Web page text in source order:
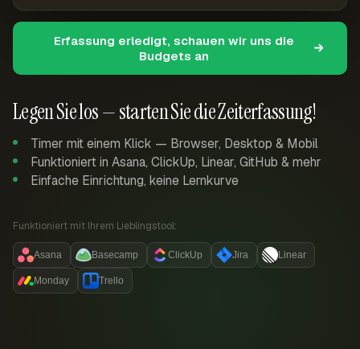
Legen Sie los — starten Sie die Zeiterfassung!
Timer mit einem Klick — Browser, Desktop & Mobil
Funktioniert in Asana, ClickUp, Linear, GitHub & mehr
Einfache Einrichtung, keine Lernkurve
Funktioniert mit Ihrem Lieblingstool:
Asana Basecamp ClickUp Jira Linear
Monday Trello
Erfassung erledigt, schauen wir uns die
Budgets an